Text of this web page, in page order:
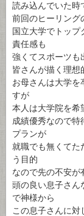
読み込んでいた時
前回のヒーリング
国立大学でトッ
責任感も
強くてスポーツも
皆さんが描く理想
お母さんは大学を
すが
本人は大学院を希
成績優秀なので特
プランが
就職でも無くてた
う目的
なので先の不安が
頭の良い息子さん
で神様から
この息子さんに